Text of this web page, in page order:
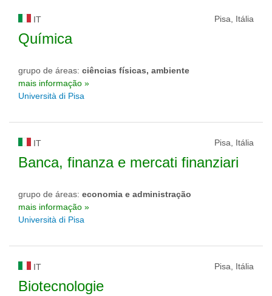
IT Pisa, Itália
Química
grupo de áreas: ciências físicas, ambiente
mais informação »
Università di Pisa
IT Pisa, Itália
Banca, finanza e mercati finanziari
grupo de áreas: economia e administração
mais informação »
Università di Pisa
IT Pisa, Itália
Biotecnologie